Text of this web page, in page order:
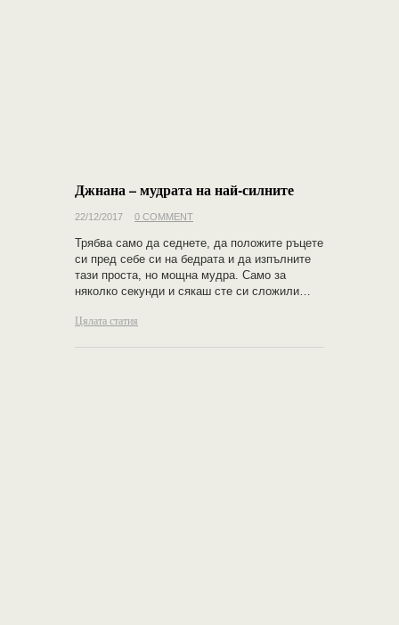
Джнана – мудрата на най-силните
22/12/2017 0 COMMENT
Трябва само да седнете, да положите ръцете
си пред себе си на бедрата и да изпълните
тази проста, но мощна мудра. Само за
няколко секунди и сякаш сте си сложили…
Цялата статия